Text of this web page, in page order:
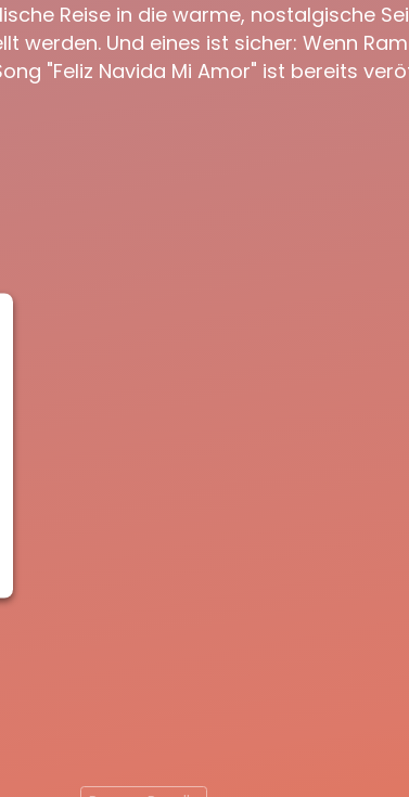
Reise in die warme, nostalgische
Und eines ist sicher: Wenn
"Feliz Navida Mi Amor" ist bereits